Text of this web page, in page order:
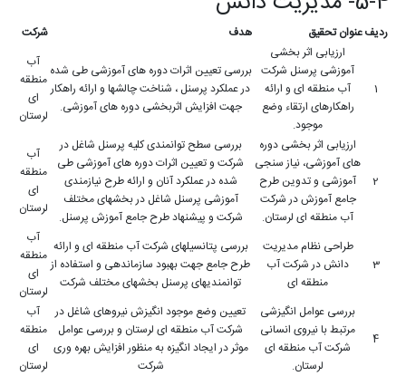
ردیفعنوان تحقیق هدف شرکت
1
ارزیابی اثر بخشی
آموزشی پرسنل شرکت
آب منطقه ای و ارائه
راهکارهای ارتقاء وضع
موجود.
بررسی تعیین اثرات دوره های آموزشی طی شده
در عملکرد پرسنل ، شناخت چالشها و ارائه راهکار
جهت افزایش اثربخشی دوره های آموزشی.
آب
منطقه
ای
لرستان
2
ارزیابی اثر بخشی دوره
های آموزشی، نیاز سنجی
آموزشی و تدوین طرح
جامع آموزش در شرکت
آب منطقه ای لرستان.
بررسی سطح توانمندی کلیه پرسنل شاغل در
شرکت و تعیین اثرات دوره های آموزشی طی
شده در عملکرد آنان و ارائه طرح نیازمندی
آموزشی پرسنل شاغل در بخشهای مختلف
شرکت و پیشنهاد طرح جامع آموزش پرسنل.
آب
منطقه
ای
لرستان
3
طراحی نظام مدیریت
دانش در شرکت آب
منطقه ای
بررسی پتانسیلهای شرکت آب منطقه ای و ارائه
طرح جامع جهت بهبود سازماندهی و استفاده از
توانمندیهای پرسنل بخشهای مختلف شرکت
آب
منطقه
ای
لرستان
4
بررسی عوامل انگیزشی
مرتبط با نیروی انسانی
شرکت آب منطقه ای
لرستان.
تعیین وضع موجود انگیزش نیروهای شاغل در
شرکت آب منطقه ای لرستان و بررسی عوامل
موثر در ایجاد انگیزه به منظور افزایش بهره وری
شرکت
آب
منطقه
ای
لرستان